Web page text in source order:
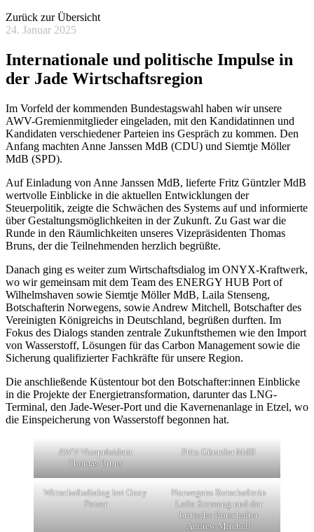
Zurück zur Übersicht
24. Januar 2025
Internationale und politische Impulse in
der Jade Wirtschaftsregion
Im Vorfeld der kommenden Bundestagswahl haben wir unsere
AWV-Gremienmitglieder eingeladen, mit den Kandidatinnen und
Kandidaten verschiedener Parteien ins Gespräch zu kommen. Den
Anfang machten Anne Janssen MdB (CDU) und Siemtje Möller
MdB (SPD).
Auf Einladung von Anne Janssen MdB, lieferte Fritz Güntzler MdB
wertvolle Einblicke in die aktuellen Entwicklungen der
Steuerpolitik, zeigte die Schwächen des Systems auf und informierte
über Gestaltungsmöglichkeiten in der Zukunft. Zu Gast war die
Runde in den Räumlichkeiten unseres Vizepräsidenten Thomas
Bruns, der die Teilnehmenden herzlich begrüßte.
Danach ging es weiter zum Wirtschaftsdialog im ONYX-Kraftwerk,
wo wir gemeinsam mit dem Team des ENERGY HUB Port of
Wilhelmshaven sowie Siemtje Möller MdB, Laila Stenseng,
Botschafterin Norwegens, sowie Andrew Mitchell, Botschafter des
Vereinigten Königreichs in Deutschland, begrüßen durften. Im
Fokus des Dialogs standen zentrale Zukunftsthemen wie den Import
von Wasserstoff, Lösungen für das Carbon Management sowie die
Sicherung qualifizierter Fachkräfte für unsere Region.
Die anschließende Küstentour bot den Botschafter:innen Einblicke
in die Projekte der Energietransformation, darunter das LNG-
Terminal, den Jade-Weser-Port und die Kavernenanlage in Etzel, wo
die Einspeicherung von Wasserstoff begonnen hat.
AWV-Vizepräsident
Thomas Bruns
Fritz Güntzler MdB
Wirtschaftsdialog bei Onxy
Power
Norwegens Botschafterin
Laila Stenseng und der
britische Botschafter
Andrew Mitchell